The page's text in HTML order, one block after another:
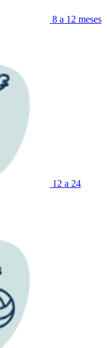
8 a 12 meses
12 a 24